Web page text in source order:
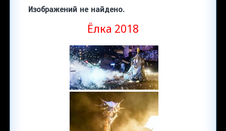
Изображений не найдено.
Ёлка 2018